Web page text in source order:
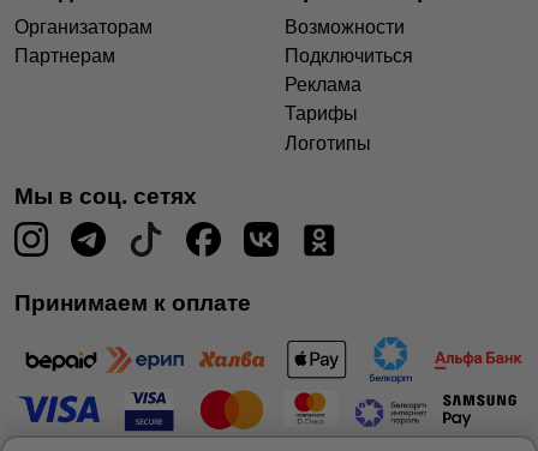
Организаторам
Партнерам
Возможности
Подключиться
Реклама
Тарифы
Логотипы
Мы в соц. сетях
Принимаем к оплате